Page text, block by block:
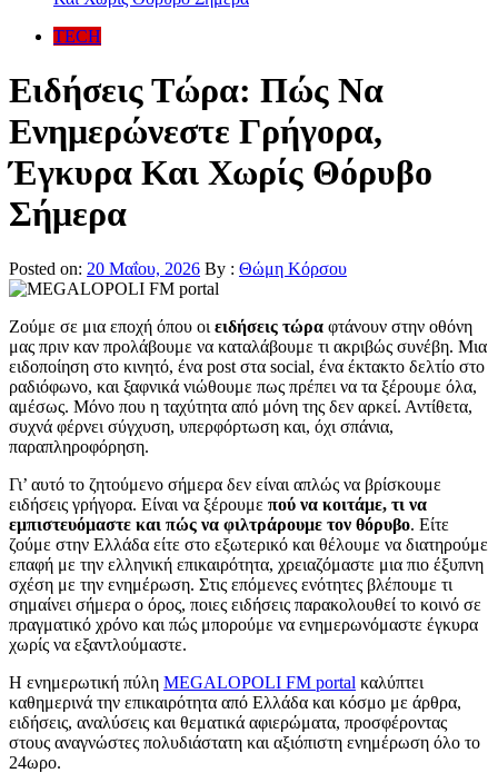
TECH
Ειδήσεις Τώρα: Πώς Να
Ενημερώνεστε Γρήγορα,
Έγκυρα Και Χωρίς Θόρυβο
Σήμερα
Posted on: 20 Μαΐου, 2026 By : Θώμη Κόρσου
Ζούμε σε μια εποχή όπου οι ειδήσεις τώρα φτάνουν στην οθόνη
μας πριν καν προλάβουμε να καταλάβουμε τι ακριβώς συνέβη. Μια
ειδοποίηση στο κινητό, ένα post στα social, ένα έκτακτο δελτίο στο
ραδιόφωνο, και ξαφνικά νιώθουμε πως πρέπει να τα ξέρουμε όλα,
αμέσως. Μόνο που η ταχύτητα από μόνη της δεν αρκεί. Αντίθετα,
συχνά φέρνει σύγχυση, υπερφόρτωση και, όχι σπάνια,
παραπληροφόρηση.
Γι’ αυτό το ζητούμενο σήμερα δεν είναι απλώς να βρίσκουμε
ειδήσεις γρήγορα. Είναι να ξέρουμε πού να κοιτάμε, τι να
εμπιστευόμαστε και πώς να φιλτράρουμε τον θόρυβο. Είτε
ζούμε στην Ελλάδα είτε στο εξωτερικό και θέλουμε να διατηρούμε
επαφή με την ελληνική επικαιρότητα, χρειαζόμαστε μια πιο έξυπνη
σχέση με την ενημέρωση. Στις επόμενες ενότητες βλέπουμε τι
σημαίνει σήμερα ο όρος, ποιες ειδήσεις παρακολουθεί το κοινό σε
πραγματικό χρόνο και πώς μπορούμε να ενημερωνόμαστε έγκυρα
χωρίς να εξαντλούμαστε.
Η ενημερωτική πύλη MEGALOPOLI FM portal καλύπτει
καθημερινά την επικαιρότητα από Ελλάδα και κόσμο με άρθρα,
ειδήσεις, αναλύσεις και θεματικά αφιερώματα, προσφέροντας
στους αναγνώστες πολυδιάστατη και αξιόπιστη ενημέρωση όλο το
24ωρο.